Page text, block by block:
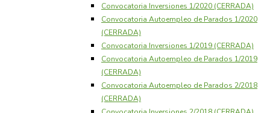
Convocatoria Inversiones 1/2020 (CERRADA)
Convocatoria Autoempleo de Parados 1/2020
(CERRADA)
Convocatoria Inversiones 1/2019 (CERRADA)
Convocatoria Autoempleo de Parados 1/2019
(CERRADA)
Convocatoria Autoempleo de Parados 2/2018
(CERRADA)